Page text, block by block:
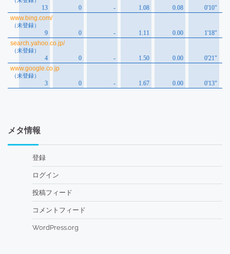
メタ情報
登録
ログイン
投稿フィード
コメントフィード
WordPress.org